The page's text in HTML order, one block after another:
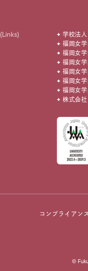
(Links)
学校法
福岡女
福岡女
福岡女
福岡女
福岡女
福岡女
株式会
コンプライアンス
©